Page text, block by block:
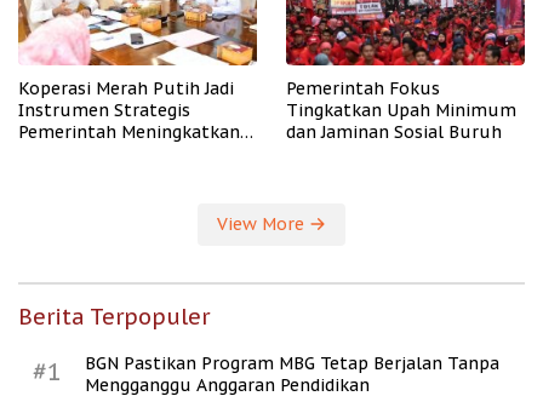
Koperasi Merah Putih Jadi
Instrumen Strategis
Pemerintah Meningkatkan
Pemerintah Fokus
Tingkatkan Upah Minimum
dan Jaminan Sosial Buruh
View More
Berita Terpopuler
#1
BGN Pastikan Program MBG Tetap Berjalan Tanpa
Mengganggu Anggaran Pendidikan